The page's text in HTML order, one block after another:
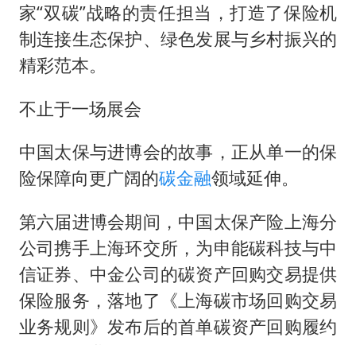
家“双碳”战略的责任担当，打造了保险机
制连接生态保护、绿色发展与乡村振兴的
精彩范本。
不止于一场展会
中国太保与进博会的故事，正从单一的保
险保障向更广阔的碳金融领域延伸。
第六届进博会期间，中国太保产险上海分
公司携手上海环交所，为申能碳科技与中
信证券、中金公司的碳资产回购交易提供
保险服务，落地了《上海碳市场回购交易
业务规则》发布后的首单碳资产回购履约